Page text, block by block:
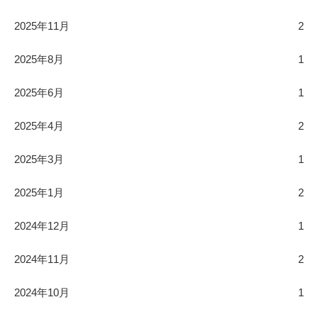
2025年11月 2
2025年8月 1
2025年6月 1
2025年4月 2
2025年3月 1
2025年1月 2
2024年12月 1
2024年11月 2
2024年10月 1